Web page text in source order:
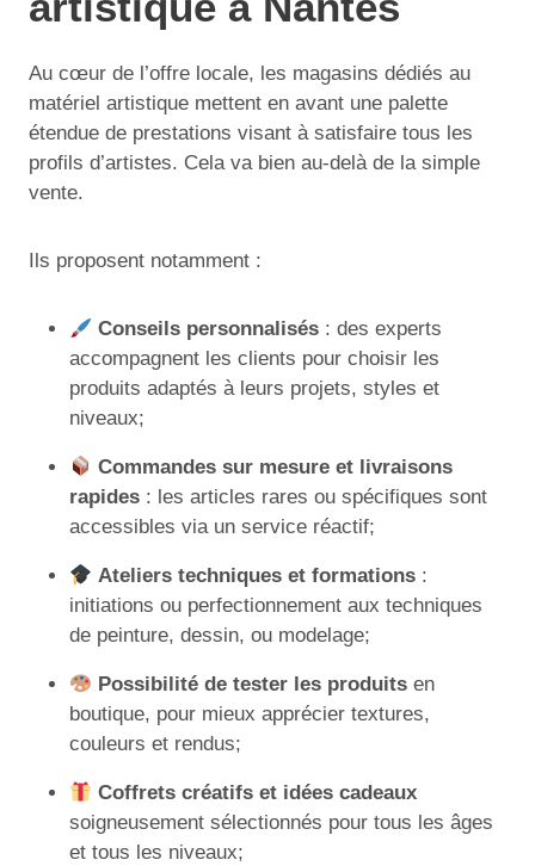
Au cœur de l’offre locale, les magasins dédiés au
matériel artistique mettent en avant une palette
étendue de prestations visant à satisfaire tous les
profils d’artistes. Cela va bien au-delà de la simple
vente.
Ils proposent notamment :
Conseils personnalisés : des experts
accompagnent les clients pour choisir les
produits adaptés à leurs projets, styles et
niveaux;
Commandes sur mesure et livraisons
rapides : les articles rares ou spécifiques sont
accessibles via un service réactif;
Ateliers techniques et formations :
initiations ou perfectionnement aux techniques
de peinture, dessin, ou modelage;
Possibilité de tester les produits en
boutique, pour mieux apprécier textures,
couleurs et rendus;
Coffrets créatifs et idées cadeaux
soigneusement sélectionnés pour tous les âges
et tous les niveaux;